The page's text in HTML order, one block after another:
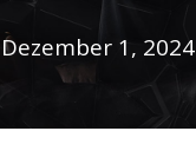
Dezember 1, 2024